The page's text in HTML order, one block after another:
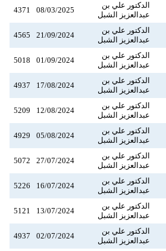
الدكتور علي بن
عبدالعزيز الشبل
08/03/2025
4371
الدكتور علي بن
عبدالعزيز الشبل
21/09/2024
4565
الدكتور علي بن
عبدالعزيز الشبل
01/09/2024
5018
الدكتور علي بن
عبدالعزيز الشبل
17/08/2024
4937
الدكتور علي بن
عبدالعزيز الشبل
12/08/2024
5209
الدكتور علي بن
عبدالعزيز الشبل
05/08/2024
4929
الدكتور علي بن
عبدالعزيز الشبل
27/07/2024
5072
الدكتور علي بن
عبدالعزيز الشبل
16/07/2024
5226
الدكتور علي بن
عبدالعزيز الشبل
13/07/2024
5121
الدكتور علي بن
عبدالعزيز الشبل
02/07/2024
4937